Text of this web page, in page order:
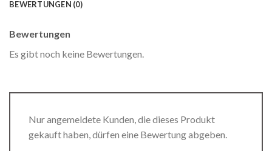
BEWERTUNGEN (0)
Bewertungen
Es gibt noch keine Bewertungen.
Nur angemeldete Kunden, die dieses Produkt
gekauft haben, dürfen eine Bewertung abgeben.